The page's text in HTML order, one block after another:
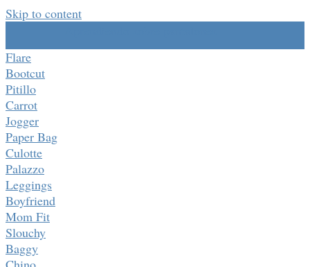
Skip to content
Flare
Bootcut
Pitillo
Carrot
Jogger
Paper Bag
Culotte
Palazzo
Leggings
Boyfriend
Mom Fit
Slouchy
Baggy